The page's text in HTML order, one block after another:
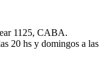
1125, CABA.
20 hs y domingos a las